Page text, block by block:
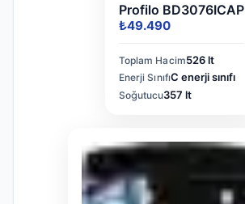
Profilo BD3076ICAP
₺49.490
Toplam Hacim526 lt
Enerji SınıfıC enerji sınıfı
Soğutucu357 lt